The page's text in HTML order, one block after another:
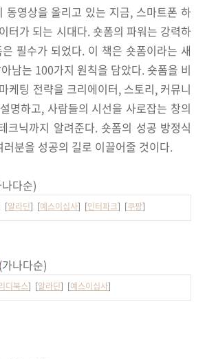
동영상을 올리고 있는 지금, 스마트폰 하
터가 되는 시대다. 숏폼의 파워는 강력하
필수가 되었다. 이 책은 숏폼이라는 새
남는 100가지 원칙을 담았다. 숏폼을 비
케팅 전략을 크리에이터, 스토리, 커뮤니
명하고, 사람들의 시선을 사로잡는 창의
크닉까지 알려준다. 숏폼의 성공 방정식
분을 성공의 길로 이끌어줄 것이다.
다순)
[알라딘] [예스이십사] [인터파크] [쿠팡]
(가나다순)
디북스] [알라딘] [예스이십사]